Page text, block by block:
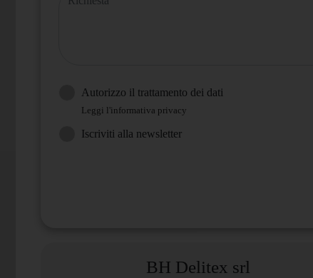
Autorizzo il trattamento dei dati
Leggi l'informativa privacy
Iscriviti alla newsletter
BH Delitex srl